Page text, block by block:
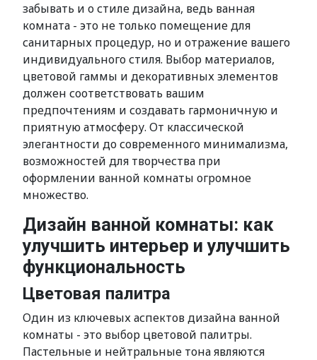
забывать и о стиле дизайна, ведь ванная
комната - это не только помещение для
санитарных процедур, но и отражение вашего
индивидуального стиля. Выбор материалов,
цветовой гаммы и декоративных элементов
должен соответствовать вашим
предпочтениям и создавать гармоничную и
приятную атмосферу. От классической
элегантности до современного минимализма,
возможностей для творчества при
оформлении ванной комнаты огромное
множество.
Дизайн ванной комнаты: как
улучшить интерьер и улучшить
функциональность
Цветовая палитра
Один из ключевых аспектов дизайна ванной
комнаты - это выбор цветовой палитры.
Пастельные и нейтральные тона являются